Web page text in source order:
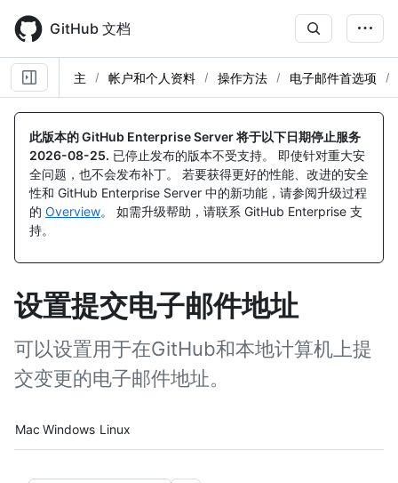
main
content
GitHub 文档
主 帐户和个人资料 操作方法 电子邮件首选项
此版本的 GitHub Enterprise Server 将于以下日期停止服务
2026-08-25. 已停止发布的版本不受支持。 即使针对重大安
全问题，也不会发布补丁。 若要获得更好的性能、改进的安全
性和 GitHub Enterprise Server 中的新功能，请参阅升级过程
的 Overview。 如需升级帮助，请联系 GitHub Enterprise 支
持。
设置提交电子邮件地址
可以设置用于在GitHub和本地计算机上提
交变更的电子邮件地址。
Platform navigation
Mac Windows Linux